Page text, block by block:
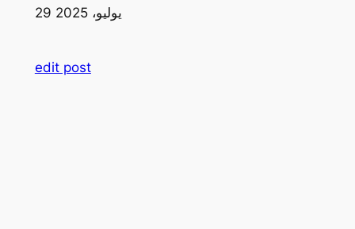
29 يوليو، 2025
edit post